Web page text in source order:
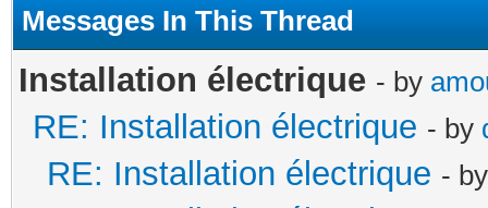
Messages In This Thread
Installation électrique - by
RE: Installation électrique - by
RE: Installation électrique -